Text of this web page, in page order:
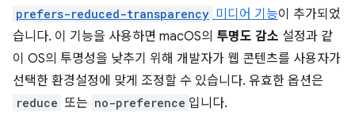
prefers-reduced-transparency 미디어 기능이 추가되었
습니다. 이 기능을 사용하면 macOS의 투명도 감소 설정과 같
이 OS의 투명성을 낮추기 위해 개발자가 웹 콘텐츠를 사용자가
선택한 환경설정에 맞게 조정할 수 있습니다. 유효한 옵션은
reduce 또는 no-preference 입니다.